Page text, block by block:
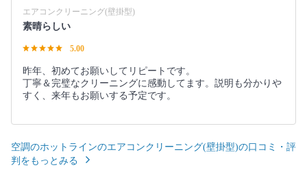
エアコンクリーニング(壁掛型)
素晴らしい
5.00
昨年、初めてお願いしてリピートです。
丁寧＆完璧なクリーニングに感動してます。説明も分かりや
すく、来年もお願いする予定です。
空調のホットラインのエアコンクリーニング(壁掛型)の口コミ・評
判をもっとみる